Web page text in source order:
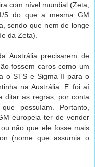
com nível mundial (Zeta,
5 do que a mesma GM
sendo que nem de longe
da Zeta).
Austrália precisarem de
fossem caros como um
o STS e Sigma II para o
na Austrália. E foi aí
ditar as regras, por conta
possuíam. Portanto,
europeia ter de vender
não que ele fosse mais
(nome que assumia o